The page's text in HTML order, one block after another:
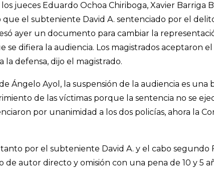
jueces Eduardo Ochoa Chiriboga, Xavier Barriga
el subteniente David A. sentenciado por el
ayer un documento para cambiar la
se difiera la audiencia. Los magistrados aceptaron
la defensa, dijo el magistrado.
Ángelo Ayol, la suspensión de la audiencia es una
de las víctimas porque la sentencia no se
por unanimidad a los dos policías, ahora la
por el subteniente David A. y el cabo segundo
autor directo y omisión con una pena de 10 y 5